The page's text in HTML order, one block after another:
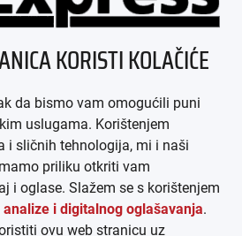
ÜBER UNS
AGB
KORISTI KOLAČIĆE
da bismo vam omogućili puni
uslugama. Korištenjem
i sličnih tehnologija, mi i naši
priliku otkriti vam
i oglase. Slažem se s korištenjem
analize i digitalnog oglašavanja.
ovu web stranicu uz